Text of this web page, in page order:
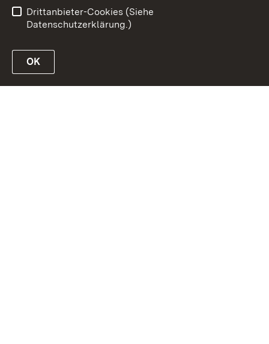
Drittanbieter-Cookies (Siehe
Datenschutzerklärung.)
OK